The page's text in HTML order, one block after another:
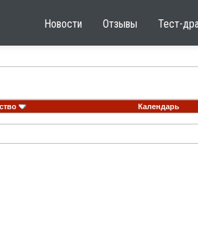
Новости Отзывы Тест-
Календарь